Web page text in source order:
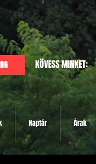
KÖVESS MINKET:
Naptár Árak